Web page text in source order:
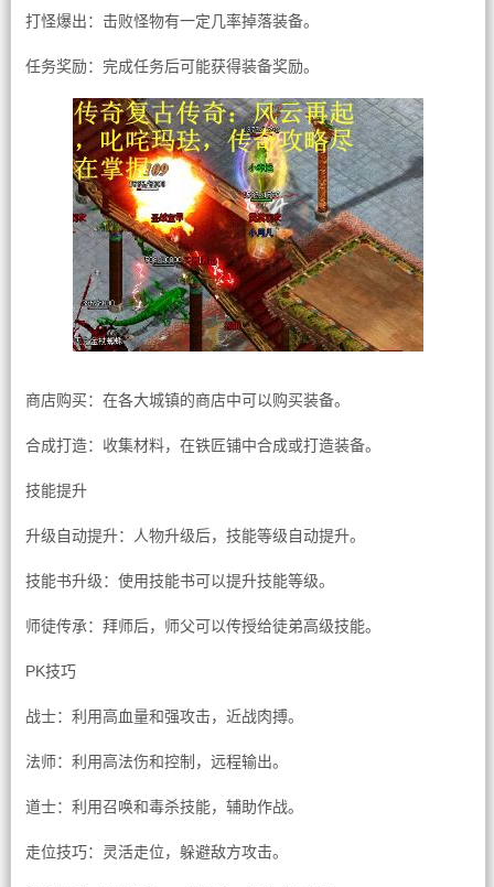
打怪爆出：击败怪物有一定几率掉落装备。
任务奖励：完成任务后可能获得装备奖励。
商店购买：在各大城镇的商店中可以购买装备。
合成打造：收集材料，在铁匠铺中合成或打造装备。
技能提升
升级自动提升：人物升级后，技能等级自动提升。
技能书升级：使用技能书可以提升技能等级。
师徒传承：拜师后，师父可以传授给徒弟高级技能。
PK技巧
战士：利用高血量和强攻击，近战肉搏。
法师：利用高法伤和控制，远程输出。
道士：利用召唤和毒杀技能，辅助作战。
走位技巧：灵活走位，躲避敌方攻击。